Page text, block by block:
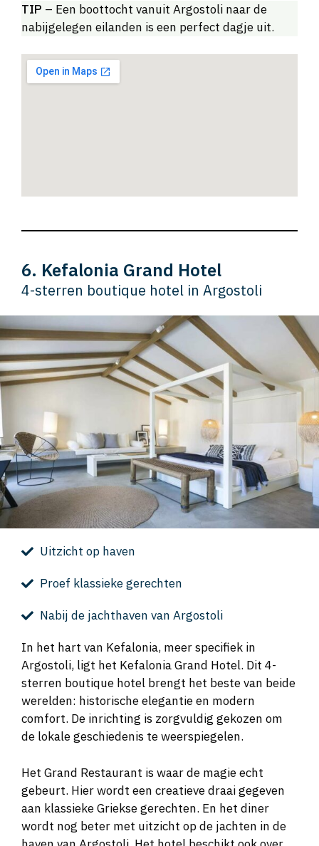
TIP – Een boottocht vanuit Argostoli naar de
nabijgelegen eilanden is een perfect dagje uit.
6. Kefalonia Grand Hotel
4-sterren boutique hotel in Argostoli
Uitzicht op haven
Proef klassieke gerechten
Nabij de jachthaven van Argostoli
In het hart van Kefalonia, meer specifiek in
Argostoli, ligt het Kefalonia Grand Hotel. Dit 4-
sterren boutique hotel brengt het beste van beide
werelden: historische elegantie en modern
comfort. De inrichting is zorgvuldig gekozen om
de lokale geschiedenis te weerspiegelen.
Het Grand Restaurant is waar de magie echt
gebeurt. Hier wordt een creatieve draai gegeven
aan klassieke Griekse gerechten. En het diner
wordt nog beter met uitzicht op de jachten in de